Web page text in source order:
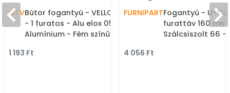
GTVBútor fogantyú - VELLO L
- 1 furatos - Alu elox 05 -
Alumínium - Fém színű
GOLA profil
1 193 Ft
FURNIPARTFogantyú - U-
furattáv 160 mm
Szálcsiszolt 66 -
4 056 Ft